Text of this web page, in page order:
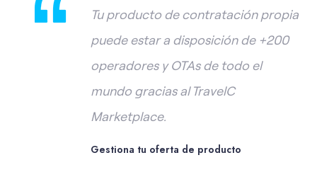
Tu producto de contratación propia
puede estar a disposición de +200
operadores y OTAs de todo el
mundo gracias al TravelC
Marketplace.
Gestiona tu oferta de producto